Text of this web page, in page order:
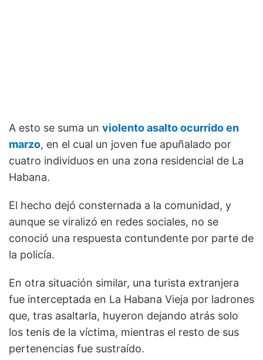
A esto se suma un violento asalto ocurrido en
marzo, en el cual un joven fue apuñalado por
cuatro individuos en una zona residencial de La
Habana.
El hecho dejó consternada a la comunidad, y
aunque se viralizó en redes sociales, no se
conoció una respuesta contundente por parte de
la policía.
En otra situación similar, una turista extranjera
fue interceptada en La Habana Vieja por ladrones
que, tras asaltarla, huyeron dejando atrás solo
los tenis de la víctima, mientras el resto de sus
pertenencias fue sustraído.